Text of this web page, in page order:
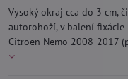
Vysoký okraj cca do 3 cm,
autorohoží, v balení fixácie
Citroen Nemo 2008-2017